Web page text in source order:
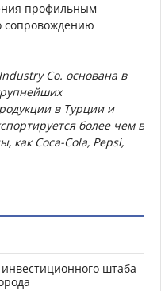
профильным
сопровождению
Co. основана в
в Турции и
более чем в
как Coca-Cola, Pepsi,
штаба